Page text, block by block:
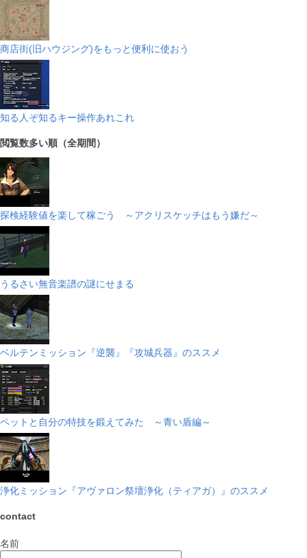
商店街(旧ハウジング)をもっと便利に使おう
知る人ぞ知るキー操作あれこれ
閲覧数多い順（全期間）
探検経験値を楽して稼ごう ～アクリスケッチはもう嫌だ～
うるさい無音楽譜の謎にせまる
ベルテンミッション『逆襲』『攻城兵器』のススメ
ペットと自分の特技を鍛えてみた ～青い盾編～
浄化ミッション『アヴァロン祭壇浄化（ティアガ）』のススメ
contact
名前